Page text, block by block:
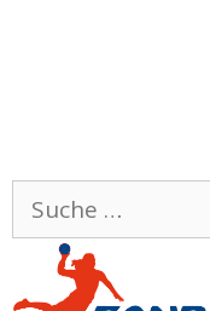
Suche
nach: